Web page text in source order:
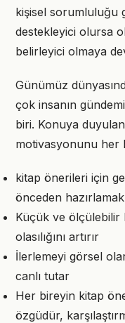
kişisel sorumluluğu
destekleyici olursa
belirleyici olmaya
Günümüz
çok insanın
biri. Konuya
motivasyonunu her
kitap önerileri için
önceden
Küçük ve ölçülebilir
olasılığını artırır
İlerlemeyi görsel
canlı tutar
Her bireyin kitap
özgüdür,